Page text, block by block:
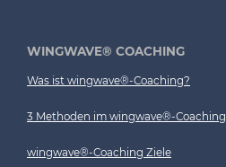
WINGWAVE® COACHING
Was ist wingwave®-Coaching?
3 Methoden im wingwave®-Coaching
wingwave®-Coaching Ziele